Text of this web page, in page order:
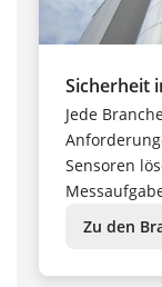
Sicherheit
Jede
Sensoren
Zu den